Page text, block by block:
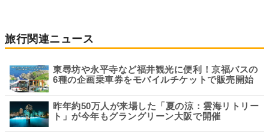
旅行関連ニュース
東尋坊や永平寺など福井観光に便利！京福バスの
6種の企画乗車券をモバイルチケットで販売開始
昨年約50万人が来場した「夏の涼：雲海リトリー
ト」が今年もグラングリーン大阪で開催